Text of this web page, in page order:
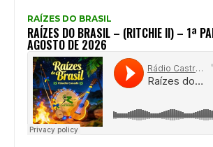
RAÍZES DO BRASIL
RAÍZES DO BRASIL – (RITCHIE II) – 1ª
AGOSTO DE 2026